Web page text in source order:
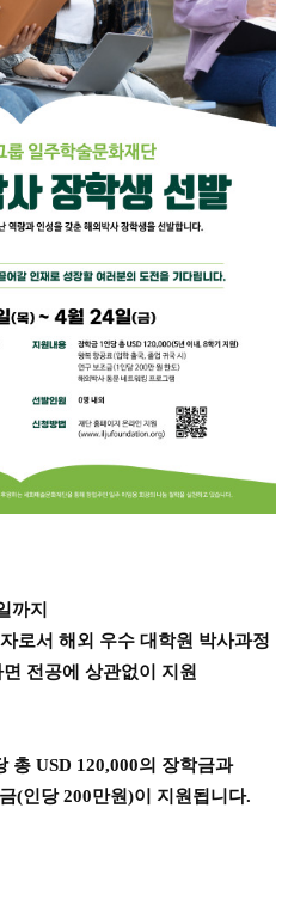
까지
로서 해외 우수 대학원 박사과정
전공에 상관없이 지원
총 USD 120,000의 장학금과
(인당 200만원)이 지원됩니다.